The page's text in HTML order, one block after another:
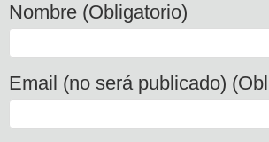
Nombre (Obligatorio)
Email (no será publicado)